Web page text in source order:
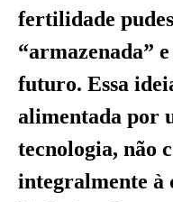
fertilidade
“armazenada”
futuro. Essa
alimentada por
tecnologia, não
integralmente à